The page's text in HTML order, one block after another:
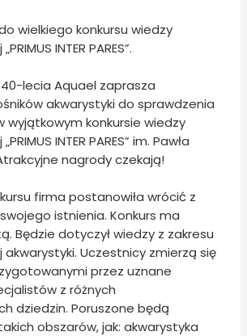
wielkiego konkursu wiedzy
INTER PARES”.
lecia Aquael zaprasza
akwarystyki do sprawdzenia
wyjątkowym konkursie wiedzy
INTER PARES” im. Pawła
nagrody czekają!
firma postanowiła wrócić z
istnienia. Konkurs ma
Będzie dotyczył wiedzy z zakresu
Uczestnicy zmierzą się
przez uznane
z różnych
dziedzin. Poruszone będą
obszarów, jak: akwarystyka